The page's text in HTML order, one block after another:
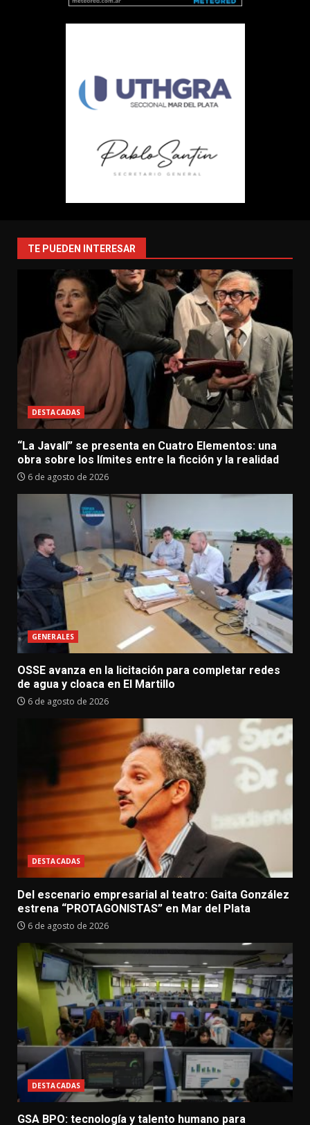
TE PUEDEN INTERESAR
DESTACADAS
“La Javalí” se presenta en Cuatro Elementos: una
obra sobre los límites entre la ficción y la realidad
6 de agosto de 2026
GENERALES
OSSE avanza en la licitación para completar redes
de agua y cloaca en El Martillo
6 de agosto de 2026
DESTACADAS
Del escenario empresarial al teatro: Gaita González
estrena “PROTAGONISTAS” en Mar del Plata
6 de agosto de 2026
DESTACADAS
GSA BPO: tecnología y talento humano para